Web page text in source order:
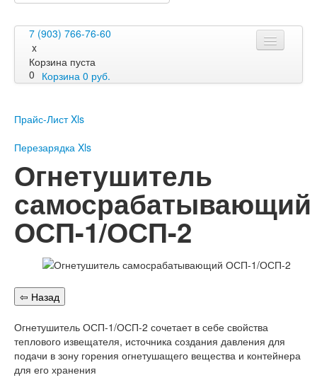
7 (903) 766-76-60
x
Корзина пуста
0 Корзина 0 руб.
Перезарядка
Перезарядка ОП
Перезарядка ОВП
Оплата
Статьи
Сертификаты
Вопрос-Ответ
Контакты
Прайс-Лист Xls
Перезарядка Xls
Огнетушитель
самосрабатывающий
ОСП-1/ОСП-2
Огнетушитель ОСП-1/ОСП-2 сочетает в себе свойства
теплового извещателя, источника создания давления для
подачи в зону горения огнетушащего вещества и контейнера
для его хранения